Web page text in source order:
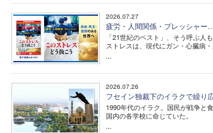
2026.07.27
疲労・人間関係・プレッシャ
「21世紀のペスト」、そう呼ぶ人も
ストレスは、現代にガン・心臓病
...
2026.07.26
フセイン独裁下のイラクで繰り
1990年代のイラク。国民が戦争と
国内の各学校に命じていた。
...